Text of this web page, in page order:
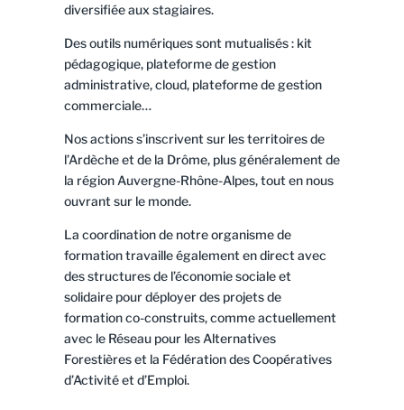
diversifiée aux stagiaires.
Des outils numériques sont mutualisés : kit
pédagogique, plateforme de gestion
administrative, cloud, plateforme de gestion
commerciale…
Nos actions s’inscrivent sur les territoires de
l’Ardèche et de la Drôme, plus généralement de
la région Auvergne-Rhône-Alpes, tout en nous
ouvrant sur le monde.
La coordination de notre organisme de
formation travaille également en direct avec
des structures de l’économie sociale et
solidaire pour déployer des projets de
formation co-construits, comme actuellement
avec le Réseau pour les Alternatives
Forestières et la Fédération des Coopératives
d’Activité et d’Emploi.